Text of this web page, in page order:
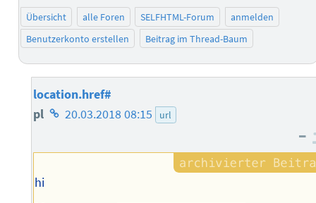
Übersicht alle Foren SELFHTML-Forum
anmelden
Benutzerkonto erstellen
Beitrag im Thread-Baum
location.href#
pl Homepage
Autors
20.03.2018 08:15 url
–
hi